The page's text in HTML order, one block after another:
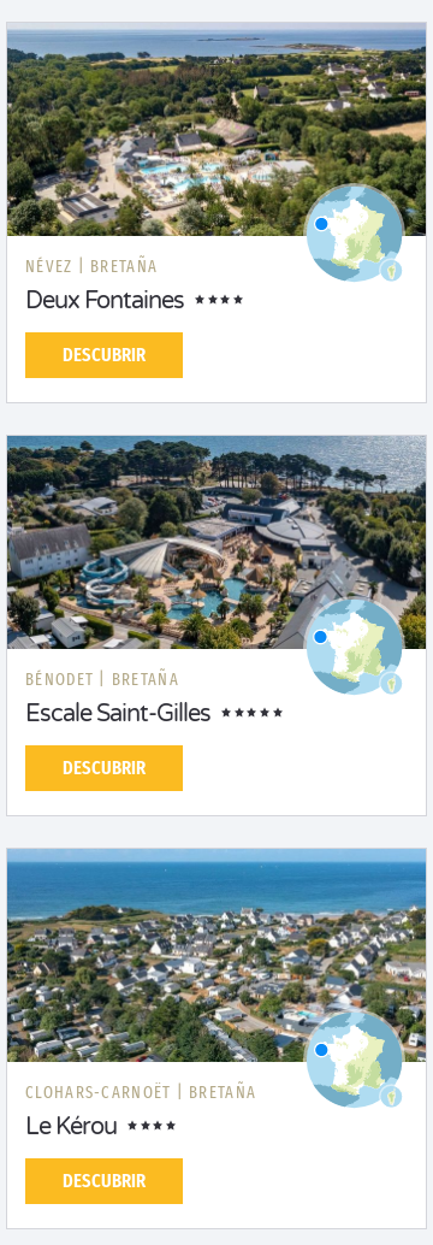
NÉVEZ | BRETAÑA
Deux Fontaines
DESCUBRIR
BÉNODET | BRETAÑA
Escale Saint-Gilles
DESCUBRIR
CLOHARS-CARNOËT | BRETAÑA
Le Kérou
DESCUBRIR